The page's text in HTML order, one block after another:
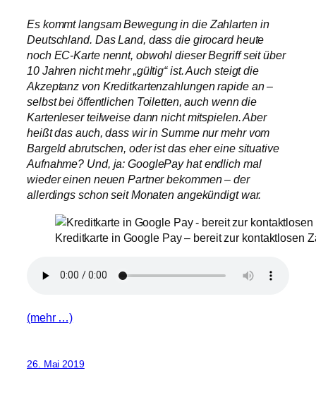
Es kommt langsam Bewegung in die Zahlarten in
Deutschland. Das Land, dass die girocard heute
noch EC-Karte nennt, obwohl dieser Begriff seit über
10 Jahren nicht mehr „gültig“ ist. Auch steigt die
Akzeptanz von Kreditkartenzahlungen rapide an –
selbst bei öffentlichen Toiletten, auch wenn die
Kartenleser teilweise dann nicht mitspielen. Aber
heißt das auch, dass wir in Summe nur mehr vom
Bargeld abrutschen, oder ist das eher eine situative
Aufnahme? Und, ja: GooglePay hat endlich mal
wieder einen neuen Partner bekommen – der
allerdings schon seit Monaten angekündigt war.
Kreditkarte in Google Pay – bereit zur kontaktlosen
(mehr …)
26. Mai 2019